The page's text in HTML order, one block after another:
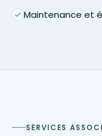
Maintenance et
SERVICES